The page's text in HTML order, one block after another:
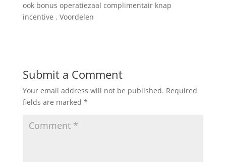
ook bonus operatiezaal complimentair knap
incentive . Voordelen
Submit a Comment
Your email address will not be published. Required
fields are marked *